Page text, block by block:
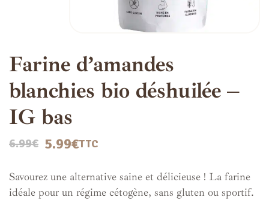
Farine d’amandes
blanchies bio déshuilée –
IG bas
6.99€ 5.99€TTC
Savourez une alternative saine et délicieuse ! La farine
idéale pour un régime cétogène, sans gluten ou sportif.